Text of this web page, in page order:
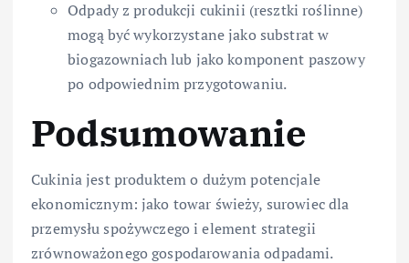
Odpady z produkcji cukinii (resztki roślinne)
mogą być wykorzystane jako substrat w
biogazowniach lub jako komponent paszowy
po odpowiednim przygotowaniu.
Podsumowanie
Cukinia jest produktem o dużym potencjale
ekonomicznym: jako towar świeży, surowiec dla
przemysłu spożywczego i element strategii
zrównoważonego gospodarowania odpadami.